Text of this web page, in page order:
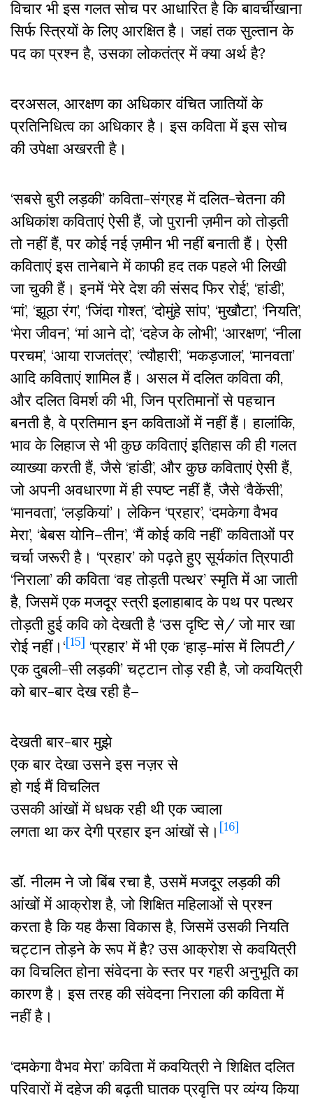
विचार भी इस गलत सोच पर आधारित है कि बावर्चीखाना
सिर्फ स्त्रियों के लिए आरक्षित है। जहां तक सुल्तान के
पद का प्रश्न है, उसका लोकतंत्र में क्या अर्थ है?
दरअसल, आरक्षण का अधिकार वंचित जातियों के
प्रतिनिधित्व का अधिकार है। इस कविता में इस सोच
की उपेक्षा अखरती है।
‘सबसे बुरी लड़की’ कविता-संग्रह में दलित-चेतना की
अधिकांश कविताएं ऐसी हैं, जो पुरानी ज़मीन को तोड़ती
तो नहीं हैं, पर कोई नई ज़मीन भी नहीं बनाती हैं। ऐसी
कविताएं इस तानेबाने में काफी हद तक पहले भी लिखी
जा चुकी हैं। इनमें ‘मेरे देश की संसद फिर रोई’, ‘हांडी’,
‘मां’, ‘झूठा रंग’, ‘जिंदा गोश्त’, ‘दोमुंहे सांप’, ‘मुखौटा’, ‘नियति’,
‘मेरा जीवन’, ‘मां आने दो’, ‘दहेज के लोभी’, ‘आरक्षण’, ‘नीला
परचम’, ‘आया राजतंत्र’, ‘त्यौहारी’, ‘मकड़जाल’, ‘मानवता’
आदि कविताएं शामिल हैं। असल में दलित कविता की,
और दलित विमर्श की भी, जिन प्रतिमानों से पहचान
बनती है, वे प्रतिमान इन कविताओं में नहीं हैं। हालांकि,
भाव के लिहाज से भी कुछ कविताएं इतिहास की ही गलत
व्याख्या करती हैं, जैसे ‘हांडी’, और कुछ कविताएं ऐसी हैं,
जो अपनी अवधारणा में ही स्पष्ट नहीं हैं, जैसे ‘वैकेंसी’,
‘मानवता’, ‘लड़कियां’। लेकिन ‘प्रहार’, ‘दमकेगा वैभव
मेरा’, ‘बेबस योनि–तीन’, ‘मैं कोई कवि नहीं’ कविताओं पर
चर्चा जरूरी है। ‘प्रहार’ को पढ़ते हुए सूर्यकांत त्रिपाठी
‘निराला’ की कविता ‘वह तोड़ती पत्थर’ स्मृति में आ जाती
है, जिसमें एक मजदूर स्त्री इलाहाबाद के पथ पर पत्थर
तोड़ती हुई कवि को देखती है ‘उस दृष्टि से/ जो मार खा
रोई नहीं।‘[15] ‘प्रहार’ में भी एक ‘हाड़-मांस में लिपटी/
एक दुबली-सी लड़की’ चट्टान तोड़ रही है, जो कवयित्री
को बार-बार देख रही है–
देखती बार-बार मुझे
एक बार देखा उसने इस नज़र से
हो गई मैं विचलित
उसकी आंखों में धधक रही थी एक ज्वाला
लगता था कर देगी प्रहार इन आंखों से। [16]
डॉ. नीलम ने जो बिंब रचा है, उसमें मजदूर लड़की की
आंखों में आक्रोश है, जो शिक्षित महिलाओं से प्रश्न
करता है कि यह कैसा विकास है, जिसमें उसकी नियति
चट्टान तोड़ने के रूप में है? उस आक्रोश से कवयित्री
का विचलित होना संवेदना के स्तर पर गहरी अनुभूति का
कारण है। इस तरह की संवेदना निराला की कविता में
नहीं है।
‘दमकेगा वैभव मेरा’ कविता में कवयित्री ने शिक्षित दलित
परिवारों में दहेज की बढ़ती घातक प्रवृत्ति पर व्यंग्य किया